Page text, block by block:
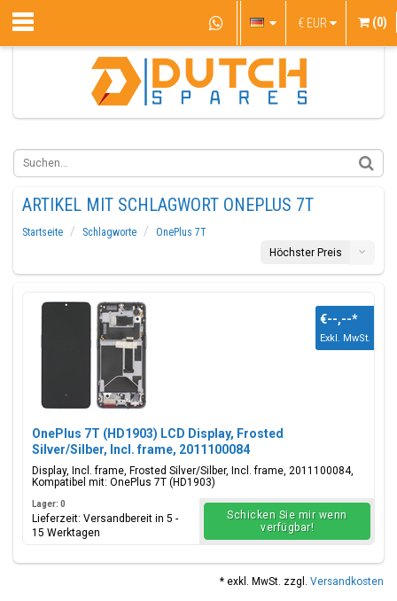
€ EUR (0)
ARTIKEL MIT SCHLAGWORT ONEPLUS 7T
Startseite Schlagworte
OnePlus 7T
Höchster Preis
OnePlus 7T (HD1903) LCD Display, Frosted
Silver/Silber, Incl. frame, 2011100084
Display, Incl. frame, Frosted Silver/Silber, Incl. frame, 2011100084,
Kompatibel mit: OnePlus 7T (HD1903)
€--,--*
Exkl. MwSt.
Lager: 0
Lieferzeit: Versandbereit in 5 -
15 Werktagen
Schicken Sie mir wenn
verfügbar!
* exkl. MwSt. zzgl. Versandkosten